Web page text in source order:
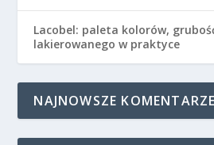
Lacobel: paleta kolorów,
lakierowanego w praktyce
NAJNOWSZE KOMENTARZE